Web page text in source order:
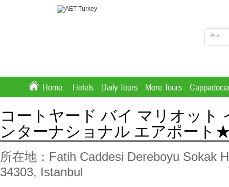
Home Hotels Daily Tours More Tours
コートヤード バイ マリオット
ンターナショナル エアポー
所在地： Fatih Caddesi Dereboyu Sokak
34303, Istanbul